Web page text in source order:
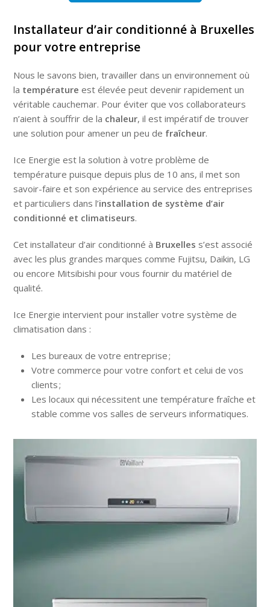
Installateur d’air conditionné à Bruxelles
pour votre entreprise
Nous le savons bien, travailler dans un environnement où
la température est élevée peut devenir rapidement un
véritable cauchemar. Pour éviter que vos collaborateurs
n’aient à souffrir de la chaleur, il est impératif de trouver
une solution pour amener un peu de fraîcheur.
Ice Energie est la solution à votre problème de
température puisque depuis plus de 10 ans, il met son
savoir-faire et son expérience au service des entreprises
et particuliers dans l’installation de système d’air
conditionné et climatiseurs.
Cet installateur d’air conditionné à Bruxelles s’est associé
avec les plus grandes marques comme Fujitsu, Daikin, LG
ou encore Mitsibishi pour vous fournir du matériel de
qualité.
Ice Energie intervient pour installer votre système de
climatisation dans :
Les bureaux de votre entreprise ;
Votre commerce pour votre confort et celui de vos
clients ;
Les locaux qui nécessitent une température fraîche et
stable comme vos salles de serveurs informatiques.